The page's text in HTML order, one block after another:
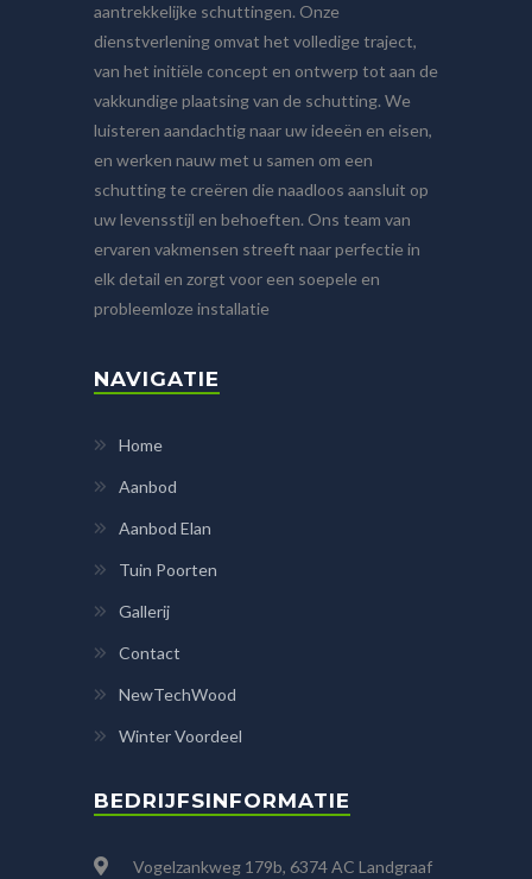
aantrekkelijke schuttingen. Onze
dienstverlening omvat het volledige traject,
van het initiële concept en ontwerp tot aan de
vakkundige plaatsing van de schutting. We
luisteren aandachtig naar uw ideeën en eisen,
en werken nauw met u samen om een
schutting te creëren die naadloos aansluit op
uw levensstijl en behoeften. Ons team van
ervaren vakmensen streeft naar perfectie in
elk detail en zorgt voor een soepele en
probleemloze installatie
NAVIGATIE
Home
Aanbod
Aanbod Elan
Tuin Poorten
Gallerij
Contact
NewTechWood
Winter Voordeel
BEDRIJFSINFORMATIE
Vogelzankweg 179b, 6374 AC Landgraaf